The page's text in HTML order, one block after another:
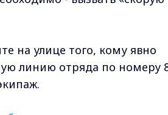
на улице того, кому явно
линию отряда по номеру